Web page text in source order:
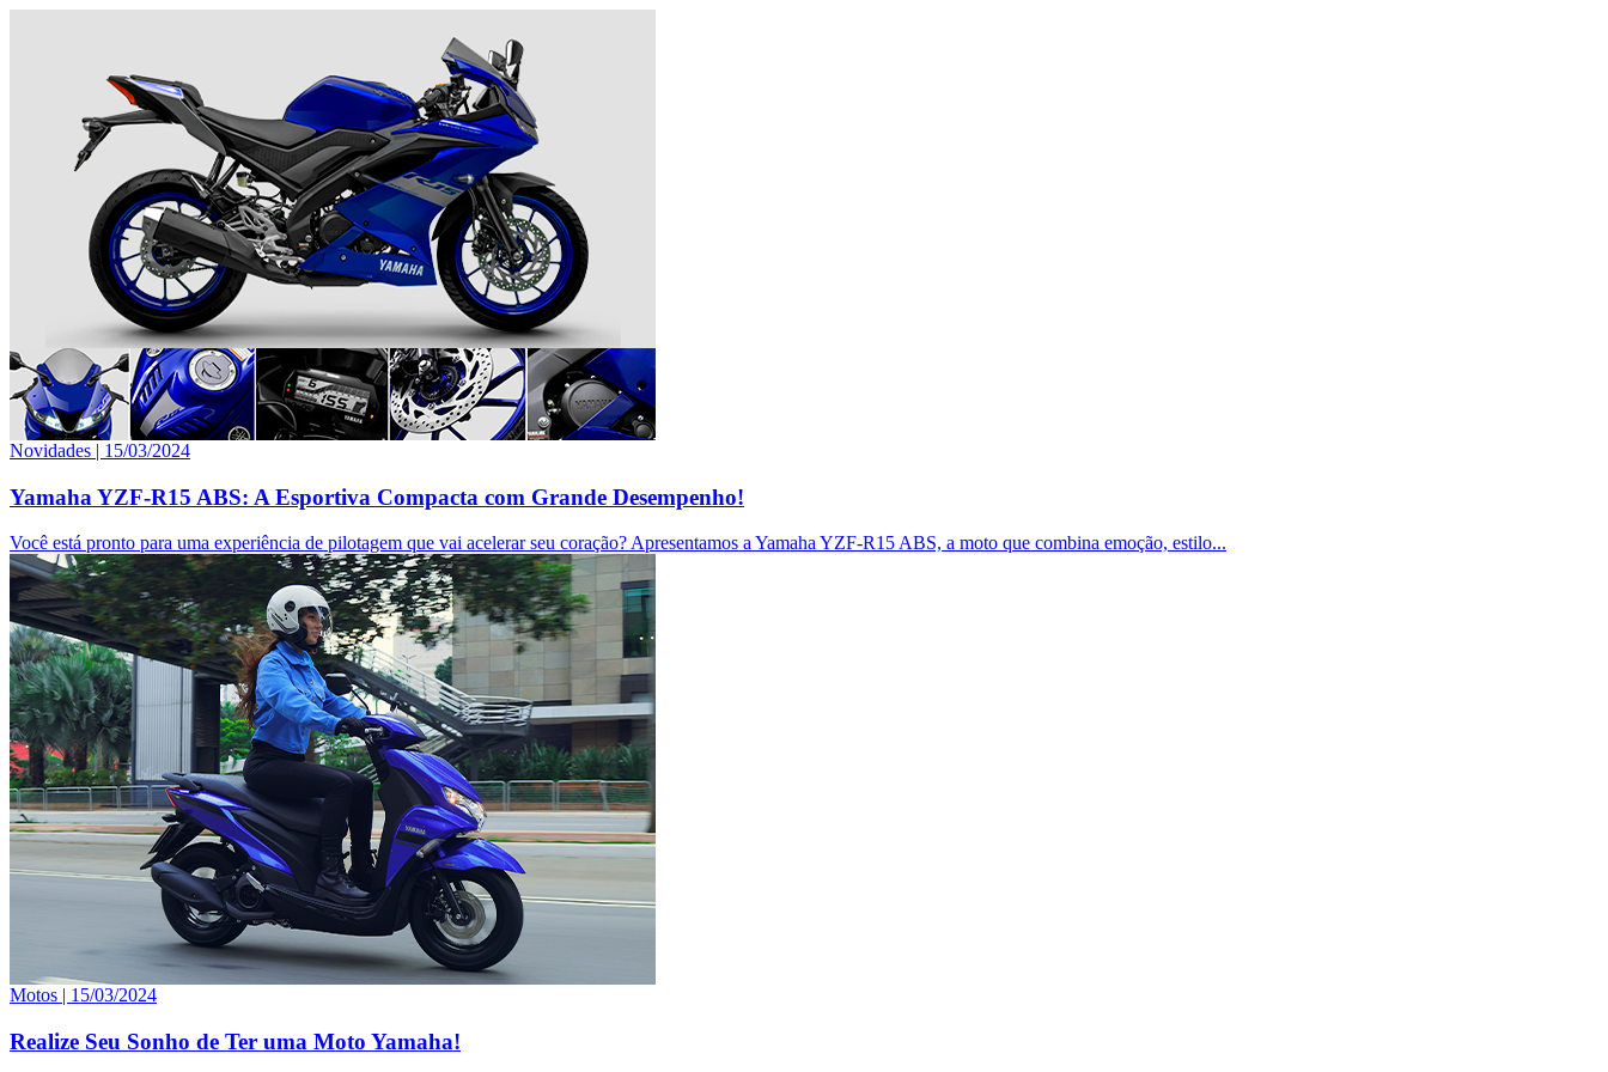
Novidades | 15/03/2024
Yamaha YZF-R15 ABS: A Esportiva Compacta com Grande Desempenho!
Você está pronto para uma experiência de pilotagem que vai acelerar seu coração? Apresentamos a Yamaha YZF-R15 ABS, a moto que combina emoção, estilo...
Motos | 15/03/2024
Realize Seu Sonho de Ter uma Moto Yamaha!